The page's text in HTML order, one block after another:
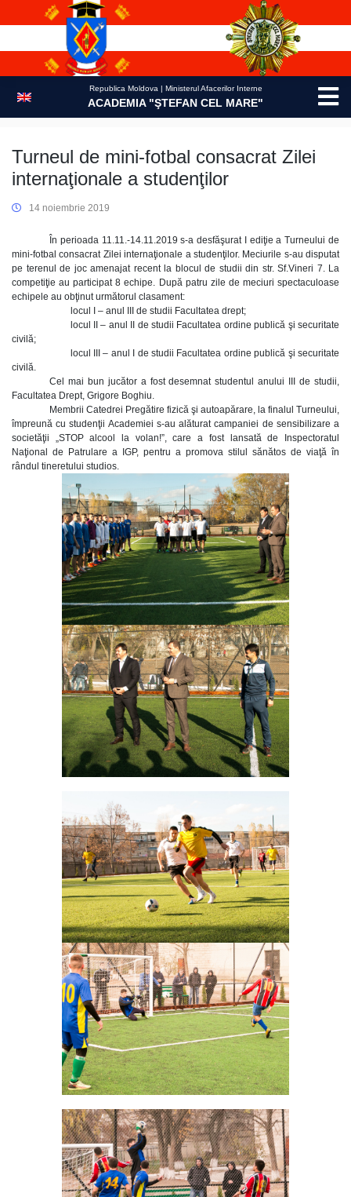
Republica Moldova | Ministerul Afacerilor Interne
ACADEMIA "ŞTEFAN CEL MARE"
Turneul de mini-fotbal consacrat Zilei
internaţionale a studenţilor
14 noiembrie 2019
În perioada 11.11.-14.11.2019 s-a desfăşurat I ediţie a Turneului de
mini-fotbal consacrat Zilei internaţionale a studenţilor. Meciurile s-au disputat
pe terenul de joc amenajat recent la blocul de studii din str. Sf.Vineri 7. La
competiţie au participat 8 echipe. După patru zile de meciuri spectaculoase
echipele au obţinut următorul clasament:
locul I – anul III de studii Facultatea drept;
locul II – anul II de studii Facultatea ordine publică şi securitate
civilă;
locul III – anul I de studii Facultatea ordine publică şi securitate
civilă.
Cel mai bun jucător a fost desemnat studentul anului III de studii,
Facultatea Drept, Grigore Boghiu.
Membrii Catedrei Pregătire fizică şi autoapărare, la finalul Turneului,
împreună cu studenţii Academiei s-au alăturat campaniei de sensibilizare a
societăţii „STOP alcool la volan!”, care a fost lansată de Inspectoratul
Naţional de Patrulare a IGP, pentru a promova stilul sănătos de viaţă în
rândul tineretului studios.